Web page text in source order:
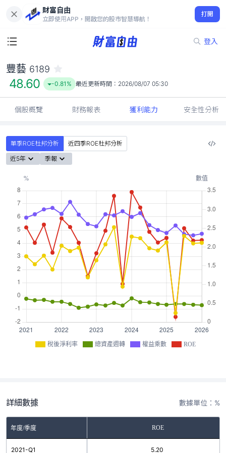
財富自由
立即使用APP，開啟您的股市智慧導航！
打開
登入
48.60
-0.81%
豐藝 6189
48.60 -0.81% 最近更新時間： 2026/08/07 05:30
個股概覽 財務報表 獲利能力 安全性分析
單季ROE杜邦分析
近四季ROE杜邦分析
近5年
季報
稅後淨利率 總資產週轉 權益乘數 ROE
詳細數據 數據單位：%
年度/季度 ROE
2021-Q1 5.20